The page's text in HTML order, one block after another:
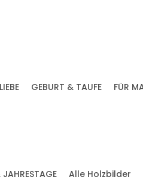
LIEBE GEBURT & TAUFE FÜR
Alle Holzbilder